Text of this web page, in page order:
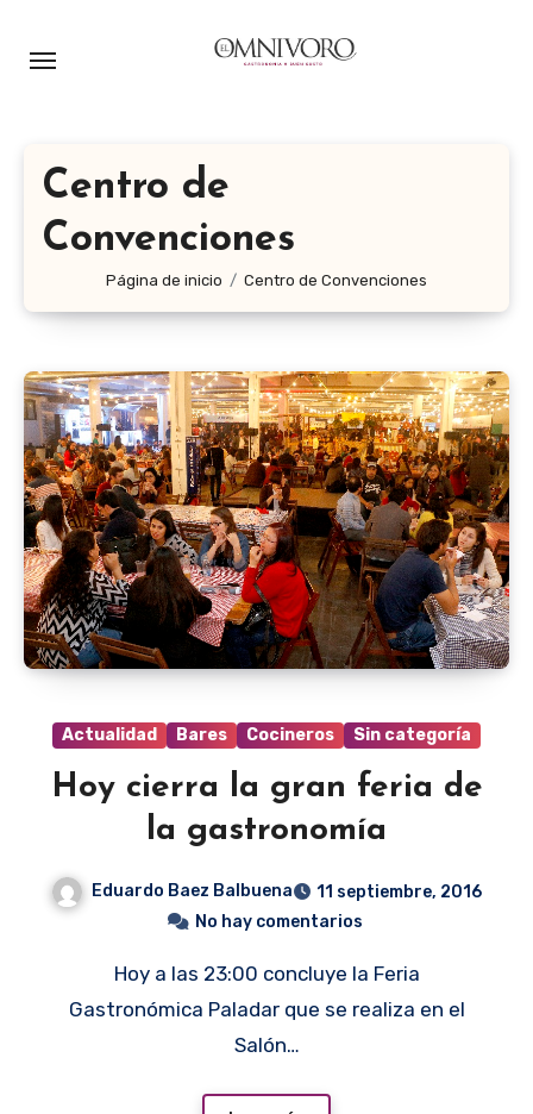
Centro de
Convenciones
Página de inicio Centro de Convenciones
Actualidad Bares Cocineros Sin categoría
Hoy cierra la gran feria de
la gastronomía
Eduardo Baez Balbuena
11 septiembre, 2016
No hay comentarios
Hoy a las 23:00 concluye la Feria
Gastronómica Paladar que se realiza en el
Salón…